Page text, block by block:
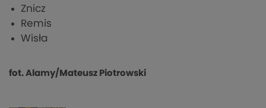
Znicz
Remis
Wisła
fot. Alamy/Mateusz Piotrowski